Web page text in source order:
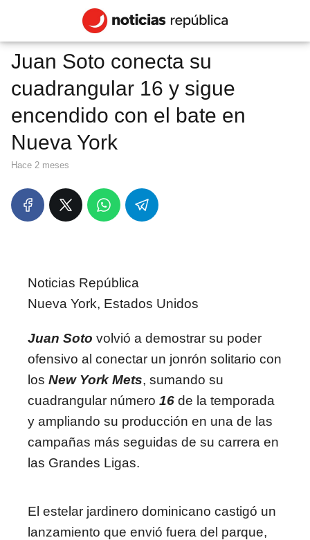
Juan Soto conecta su
cuadrangular 16 y sigue
encendido con el bate en
Nueva York
hace 2 meses
Noticias República
Nueva York, Estados Unidos
Juan Soto volvió a demostrar su poder
ofensivo al conectar un jonrón solitario con
los New York Mets, sumando su
cuadrangular número 16 de la temporada
y ampliando su producción en una de las
campañas más seguidas de su carrera en
las Grandes Ligas.
El estelar jardinero dominicano castigó un
lanzamiento que envió fuera del parque,